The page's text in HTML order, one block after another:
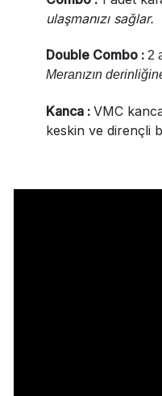
ulaşmanızı sağlar.
Double Combo : 2
Meranızın
Kanca : VMC
keskin ve dirençli